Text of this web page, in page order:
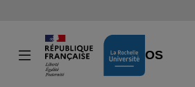
VIDÉOS